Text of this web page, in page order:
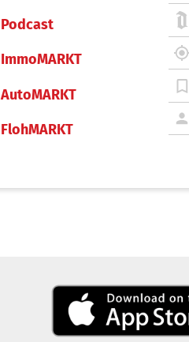
Podcast
ImmoMARKT
AutoMARKT
FlohMARKT